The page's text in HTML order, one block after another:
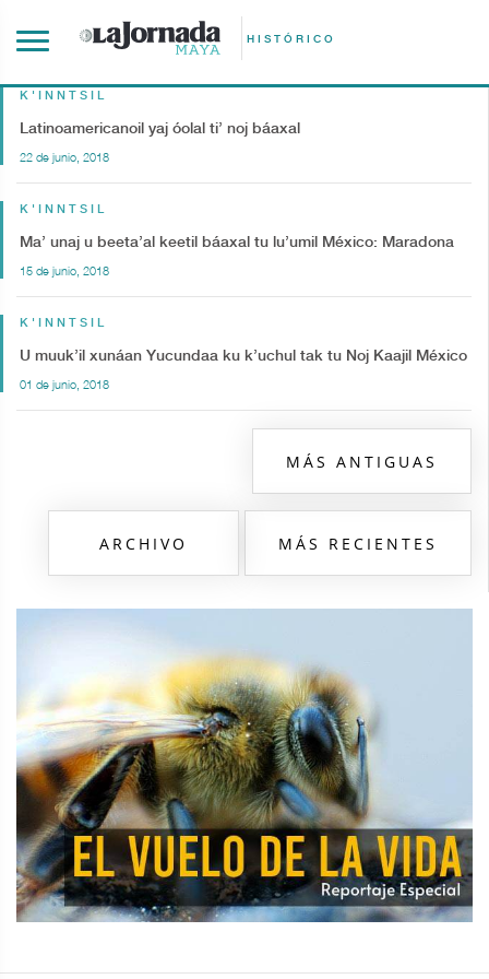
HISTÓRICO
K'INNTSIL
Latinoamericanoil yaj óolal ti’ noj báaxal
22 de junio, 2018
K'INNTSIL
Ma’ unaj u beeta’al keetil báaxal tu lu’umil México: Maradona
15 de junio, 2018
K'INNTSIL
U muuk’il xunáan Yucundaa ku k’uchul tak tu Noj Kaajil México
01 de junio, 2018
MÁS ANTIGUAS
MÁS RECIENTES
ARCHIVO